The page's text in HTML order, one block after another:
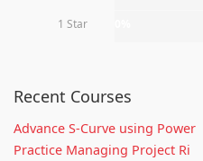
1 Star
Recent Courses
Advance S-Curve using Power
Practice Managing Project Ri